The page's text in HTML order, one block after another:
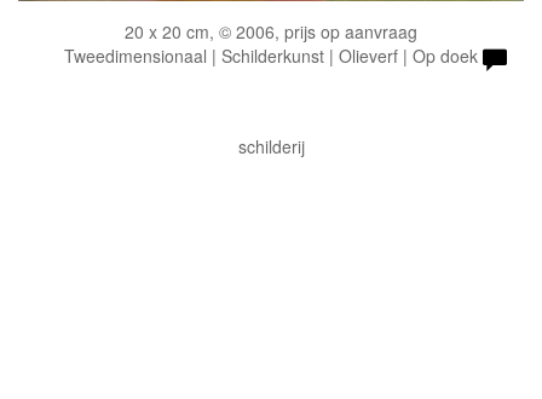
20 x 20 cm, © 2006, prijs op aanvraag
Tweedimensionaal | Schilderkunst | Olieverf | Op doek
schilderij